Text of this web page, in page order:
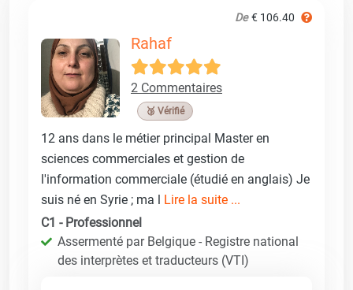
De € 106.40
Rahaf
2 Commentaires
🥉 Vérifié
12 ans dans le métier principal Master en
sciences commerciales et gestion de
l'information commerciale (étudié en anglais) Je
suis né en Syrie ; ma l Lire la suite ...
C1 - Professionnel
Assermenté par Belgique - Registre national
des interprètes et traducteurs (VTI)